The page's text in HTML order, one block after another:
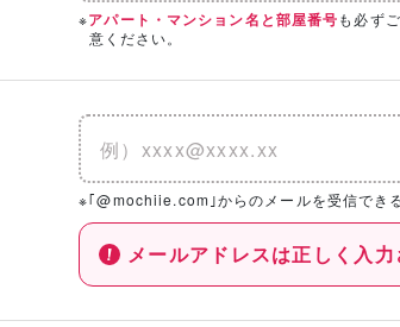
※アパート・マンション名と部屋番号も必ず
意ください。
※｢@mochiie.com｣からのメールを受信でき
メールアドレスは正しく入